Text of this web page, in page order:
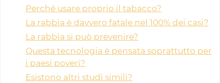
Perché usare proprio il tabacco?
La rabbia è davvero fatale nel 100% dei casi?
La rabbia si può prevenire?
Questa tecnologia è pensata soprattutto per
i paesi poveri?
Esistono altri studi simili?